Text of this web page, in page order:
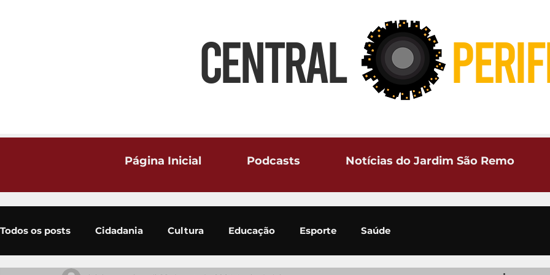
CENTRAL
Página Inicial Podcasts Notícias do Jardim São Remo
Todos os posts Cidadania Cultura Educação Esporte Saúde